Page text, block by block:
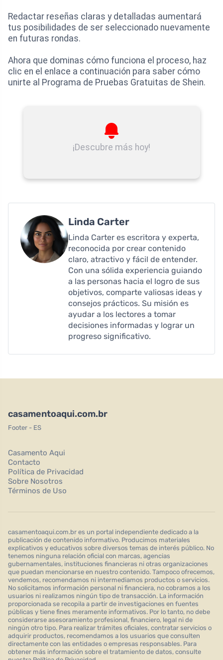
Redactar reseñas claras y detalladas aumentará
tus posibilidades de ser seleccionado nuevamente
en futuras rondas.
Ahora que dominas cómo funciona el proceso, haz
clic en el enlace a continuación para saber cómo
unirte al Programa de Pruebas Gratuitas de Shein.
¡Descubre más hoy!
Linda Carter
Linda Carter es escritora y experta,
reconocida por crear contenido
claro, atractivo y fácil de entender.
Con una sólida experiencia guiando
a las personas hacia el logro de sus
objetivos, comparte valiosas ideas y
consejos prácticos. Su misión es
ayudar a los lectores a tomar
decisiones informadas y lograr un
progreso significativo.
casamentoaqui.com.br
Footer - ES
Casamento Aqui
Contacto
Política de Privacidad
Sobre Nosotros
Términos de Uso
casamentoaqui.com.br es un portal independiente dedicado a la
publicación de contenido informativo. Producimos materiales
explicativos y educativos sobre diversos temas de interés público. No
tenemos ninguna relación oficial con marcas, agencias
gubernamentales, instituciones financieras ni otras organizaciones
que puedan mencionarse en nuestro contenido. Tampoco ofrecemos,
vendemos, recomendamos ni intermediamos productos o servicios.
No solicitamos información personal ni financiera, no cobramos a los
usuarios ni realizamos ningún tipo de transacción. La información
proporcionada se recopila a partir de investigaciones en fuentes
públicas y tiene fines meramente informativos. Por lo tanto, no debe
considerarse asesoramiento profesional, financiero, legal ni de
ningún otro tipo. Para realizar trámites oficiales, contratar servicios o
adquirir productos, recomendamos a los usuarios que consulten
directamente con las entidades o empresas responsables. Para
obtener más información sobre el tratamiento de datos, consulte